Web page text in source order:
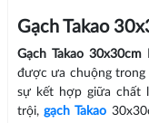
Gạch Takao
Gạch Takao 30x30cm
được ưa chuộng
sự kết hợp giữa chất
trội, gạch Takao